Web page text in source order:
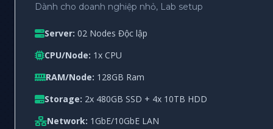
Dành cho doanh nghiệp nhỏ, Lab setup
Server: 02 Nodes Độc lập
CPU/Node: 1x CPU
RAM/Node: 128GB Ram
Storage: 2x 480GB SSD + 4x 10TB HDD
Network: 1GbE/10GbE LAN